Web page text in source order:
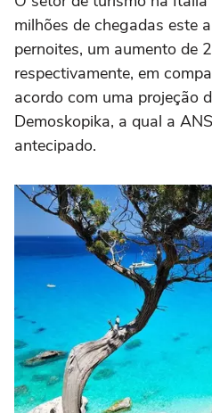
milhões de chegadas este
pernoites, um aumento de
respectivamente, em
acordo com uma projeção
Demoskopika, a qual a
antecipado.